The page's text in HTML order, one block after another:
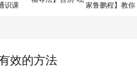
识课
家鲁鹏程】教你
效的方法